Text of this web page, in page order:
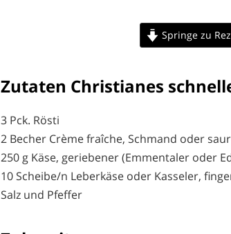
Springe zu
Zutaten Christianes
3 Pck. Rösti
2 Becher Crème fraîche, Schmand oder
250 g Käse, geriebener (Emmentaler oder
10 Scheibe/n Leberkäse oder Kasseler,
Salz und Pfeffer